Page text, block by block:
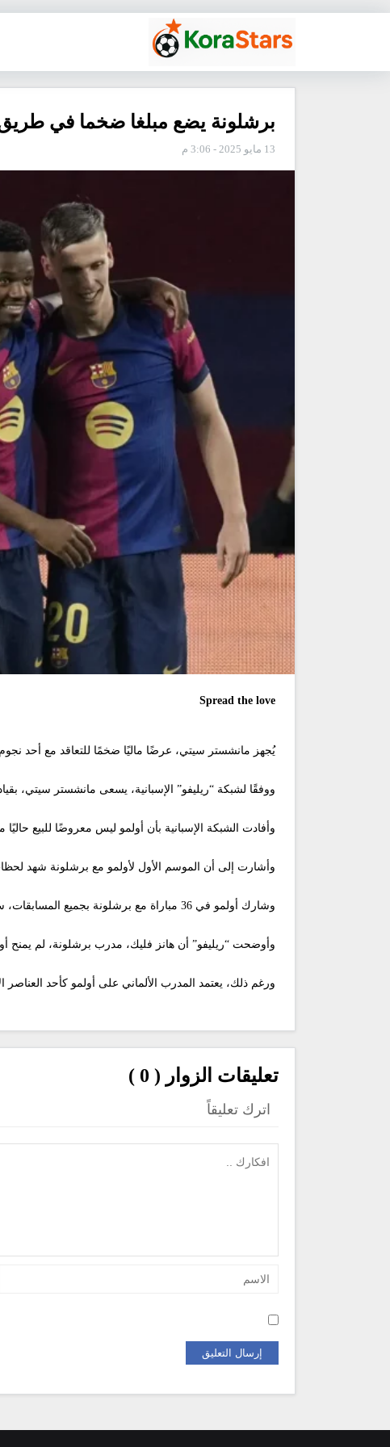
برشلونة يضع مبلغا ضخما في
13 مايو 2025 - 3:06 م
Spread the love
يُجهز مانشستر سيتي، عرضًا ماليًا ضخمًا للتعاقد مع أحد نجوم
ووفقًا لشبكة “ريليفو” الإسبانية، يسعى مانشستر سيتي،
وأفادت الشبكة الإسبانية بأن أولمو ليس معروضًا للبيع
وأشارت إلى أن الموسم الأول لأولمو مع برشلونة شهد
وشارك أولمو في 36 مباراة مع برشلونة بجميع المسابقات، سجل خلالها 11 هدفًا وصنع 6 تمريرات حاسمة.
وأوضحت “ريليفو” أن هانز فليك، مدرب برشلونة، لم يمنح أولمو فرصة خوض أي
ورغم ذلك، يعتمد المدرب الألماني على أولمو كأحد العناصر الأساسية
تعليقات الزوار ( 0 )
اترك تعليقاً